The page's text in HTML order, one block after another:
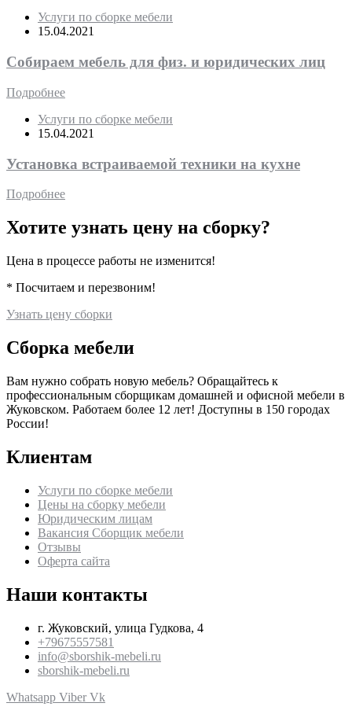
Услуги по сборке мебели
15.04.2021
Собираем мебель для физ. и юридических лиц
Подробнее
Услуги по сборке мебели
15.04.2021
Установка встраиваемой техники на кухне
Подробнее
Хотите узнать цену на сборку?
Цена в процессе работы не изменится!
* Посчитаем и перезвоним!
Узнать цену сборки
Сборка мебели
Вам нужно собрать новую мебель? Обращайтесь к
профессиональным сборщикам домашней и офисной мебели в
Жуковском. Работаем более 12 лет! Доступны в 150 городах
России!
Клиентам
Услуги по сборке мебели
Цены на сборку мебели
Юридическим лицам
Вакансия Сборщик мебели
Отзывы
Оферта сайта
Наши контакты
г. Жуковский, улица Гудкова, 4
+79675557581
info@sborshik-mebeli.ru
sborshik-mebeli.ru
Whatsapp Viber Vk